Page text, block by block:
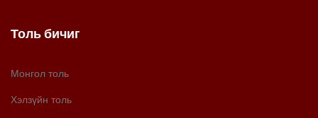
Толь бичиг
Монгол толь
Хэлзүйн толь